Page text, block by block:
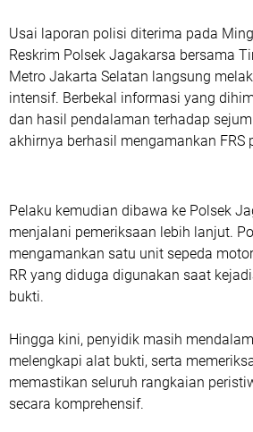
Usai laporan polisi diterima pada
Reskrim Polsek Jagakarsa bersama
Metro Jakarta Selatan langsung
intensif. Berbekal informasi yang
dan hasil pendalaman terhadap
akhirnya berhasil mengamankan FRS
Pelaku kemudian dibawa ke Polsek
menjalani pemeriksaan lebih lanjut.
mengamankan satu unit sepeda
RR yang diduga digunakan saat
bukti.
Hingga kini, penyidik masih
melengkapi alat bukti, serta
memastikan seluruh rangkaian
secara komprehensif.